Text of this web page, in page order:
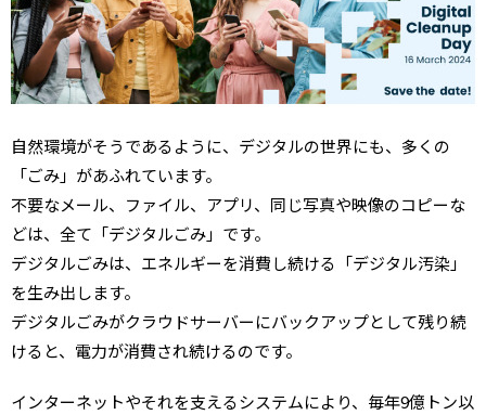
自然環境がそうであるように、デジタルの世界にも、多くの
「ごみ」があふれています。
不要なメール、ファイル、アプリ、同じ写真や映像のコピーな
どは、全て「デジタルごみ」です。
デジタルごみは、エネルギーを消費し続ける「デジタル汚染」
を生み出します。
デジタルごみがクラウドサーバーにバックアップとして残り続
けると、電力が消費され続けるのです。
インターネットやそれを支えるシステムにより、毎年9億トン以